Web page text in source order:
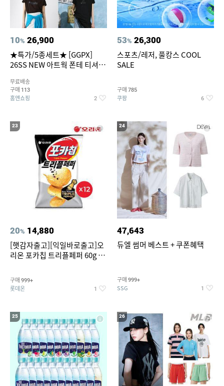
10% 26,900
★특가/5종세트★ [GGPX]
26SS NEW 아트웍 폰테 티셔츠
무료배송
구매 113
홈앤쇼핑 2
53% 26,300
스포츠/레저, 풀캉스 COOL
SALE
구매 785
쿠팡 6
23
20% 14,880
[햇감자출고][익일바로출고]오
리온 포카칩 트리플페퍼 60g 12
구매 999+
롯데온 1
24
47,643
듀엘 썸머 베스트 + 쿠폰혜택
구매 999+
SSG 1
25 26